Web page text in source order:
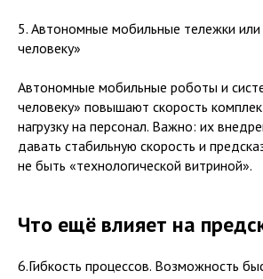
5. Автономные мобильные тележки
человеку»
Автономные мобильные роботы и
человеку» повышают скорость
нагрузку на персонал. Важно: их
давать стабильную скорость и
не быть «технологической витриной».
Что ещё влияет на
6.Гибкость процессов. Возможность